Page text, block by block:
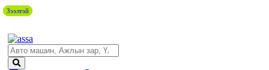
Зээлтэй
Зээлтэй
Зээлтэй